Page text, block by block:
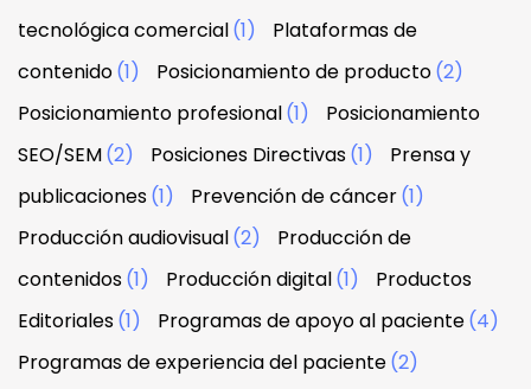
tecnológica comercial(1)
Plataformas de
contenido(1) Posicionamiento de producto(2)
Posicionamiento profesional(1)
Posicionamiento
SEO/SEM(2) Posiciones Directivas(1)
Prensa y
publicaciones(1) Prevención de cáncer(1)
Producción audiovisual(2)
Producción de
contenidos(1) Producción digital(1)
Productos
Editoriales(1) Programas de apoyo al paciente(4)
Programas de experiencia del paciente(2)